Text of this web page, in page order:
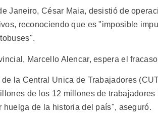
Janeiro, César Maia, desistió de
reconociendo que es "imposible
Marcello Alencar, espera el
la Central Unica de Trabajadores
de los 12 millones de
huelga de la historia del país", aseguró.